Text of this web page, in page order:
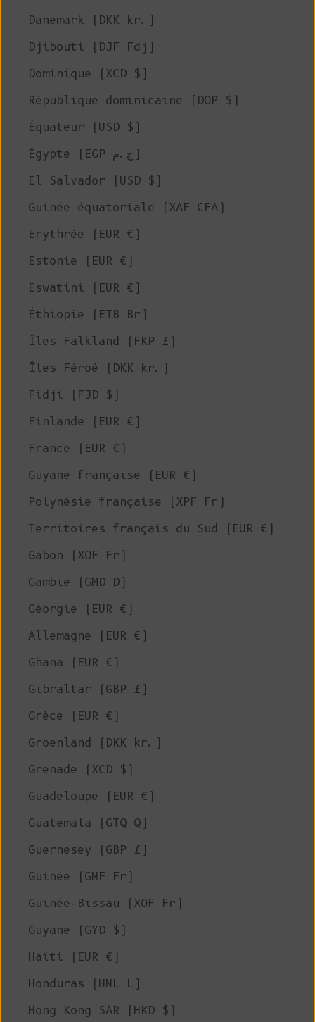
Danemark (DKK kr.)
Djibouti (DJF Fdj)
Dominique (XCD $)
République dominicaine (DOP $)
Équateur (USD $)
Égypte (EGP ج.م)
El Salvador (USD $)
Guinée équatoriale (XAF CFA)
Erythrée (EUR €)
Estonie (EUR €)
Eswatini (EUR €)
Éthiopie (ETB Br)
Îles Falkland (FKP £)
Îles Féroé (DKK kr.)
Fidji (FJD $)
Finlande (EUR €)
France (EUR €)
Guyane française (EUR €)
Polynésie française (XPF Fr)
Territoires français du Sud (EUR €)
Gabon (XOF Fr)
Gambie (GMD D)
Géorgie (EUR €)
Allemagne (EUR €)
Ghana (EUR €)
Gibraltar (GBP £)
Grèce (EUR €)
Groenland (DKK kr.)
Grenade (XCD $)
Guadeloupe (EUR €)
Guatemala (GTQ Q)
Guernesey (GBP £)
Guinée (GNF Fr)
Guinée-Bissau (XOF Fr)
Guyane (GYD $)
Haïti (EUR €)
Honduras (HNL L)
Hong Kong SAR (HKD $)